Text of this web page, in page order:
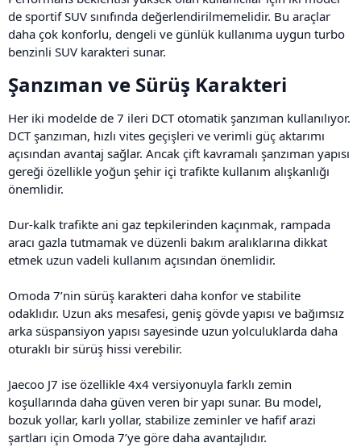
de sportif SUV sınıfında değerlendirilmemelidir. Bu araçlar
daha çok konforlu, dengeli ve günlük kullanıma uygun turbo
benzinli SUV karakteri sunar.
Şanzıman ve Sürüş Karakteri​
Her iki modelde de 7 ileri DCT otomatik şanzıman kullanılıyor.
DCT şanzıman, hızlı vites geçişleri ve verimli güç aktarımı
açısından avantaj sağlar. Ancak çift kavramalı şanzıman yapısı
gereği özellikle yoğun şehir içi trafikte kullanım alışkanlığı
önemlidir.
Dur-kalk trafikte ani gaz tepkilerinden kaçınmak, rampada
aracı gazla tutmamak ve düzenli bakım aralıklarına dikkat
etmek uzun vadeli kullanım açısından önemlidir.
Omoda 7’nin sürüş karakteri daha konfor ve stabilite
odaklıdır. Uzun aks mesafesi, geniş gövde yapısı ve bağımsız
arka süspansiyon yapısı sayesinde uzun yolculuklarda daha
oturaklı bir sürüş hissi verebilir.
Jaecoo J7 ise özellikle 4x4 versiyonuyla farklı zemin
koşullarında daha güven veren bir yapı sunar. Bu model,
bozuk yollar, karlı yollar, stabilize zeminler ve hafif arazi
şartları için Omoda 7’ye göre daha avantajlıdır.